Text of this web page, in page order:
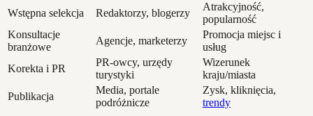
Wstępna selekcja Redaktorzy, blogerzy
Atrakcyjność,
popularność
Konsultacje
branżowe
Agencje, marketerzy
Promocja miejsc i
usług
Korekta i PR
PR-owcy, urzędy
turystyki
Wizerunek
kraju/miasta
Publikacja
Media, portale
podróżnicze
Zysk, kliknięcia,
trendy